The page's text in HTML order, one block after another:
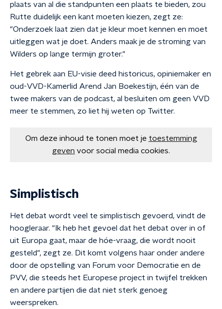
plaats van al die standpunten een plaats te bieden, zou
Rutte duidelijk een kant moeten kiezen, zegt ze:
"Onderzoek laat zien dat je kleur moet kennen en moet
uitleggen wat je doet. Anders maak je de stroming van
Wilders op lange termijn groter."
Het gebrek aan EU-visie deed historicus, opiniemaker en
oud-VVD-Kamerlid Arend Jan Boekestijn, één van de
twee makers van de podcast, al besluiten om geen VVD
meer te stemmen, zo liet hij weten op Twitter.
Om deze inhoud te tonen moet je toestemming
geven voor social media cookies.
Simplistisch
Het debat wordt veel te simplistisch gevoerd, vindt de
hoogleraar. "Ik heb het gevoel dat het debat over in of
uit Europa gaat, maar de hóe-vraag, die wordt nooit
gesteld", zegt ze. Dit komt volgens haar onder andere
door de opstelling van Forum voor Democratie en de
PVV, die steeds het Europese project in twijfel trekken
en andere partijen die dat niet sterk genoeg
weerspreken.